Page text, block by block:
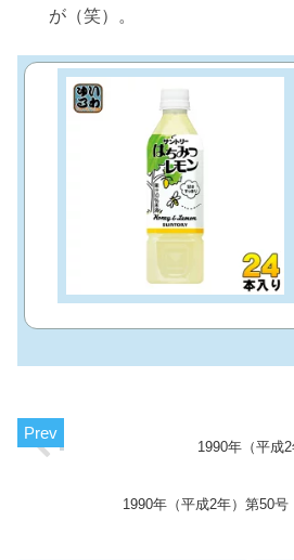
が（笑）。
1990年（平成
1990年（平成2年）第50号